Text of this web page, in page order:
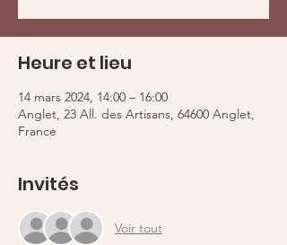
Heure et lieu
14 mars 2024, 14:00 – 16:00
Anglet, 23 All. des Artisans, 64600 Anglet,
France
Invités
Voir tout